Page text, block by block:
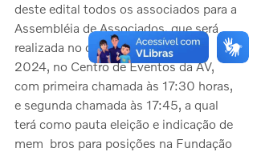
deste edital todos os associados para a
Assembléia de Associados, que será
realizada no dia 22 de outubro de
2024, no Centro de Eventos da AV,
com primeira chamada às 17:30 horas,
e segunda chamada às 17:45, a qual
terá como pauta eleição e indicação de
mem  bros para posições na Fundação